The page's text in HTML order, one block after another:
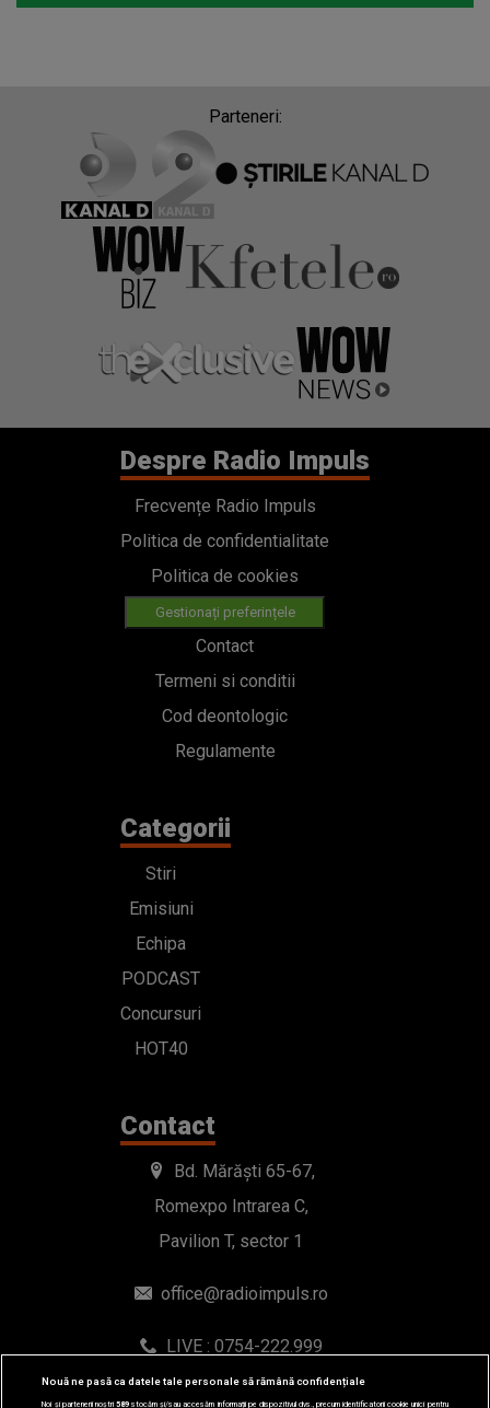
Parteneri:
Despre Radio Impuls
Frecvențe Radio Impuls
Politica de confidentialitate
Politica de cookies
Gestionați preferințele
Contact
Termeni si conditii
Cod deontologic
Regulamente
Categorii
Stiri
Emisiuni
Echipa
PODCAST
Concursuri
HOT40
Contact
Bd. Mărăști 65-67,
Romexpo Intrarea C,
Pavilion T, sector 1
office@radioimpuls.ro
LIVE : 0754-222.999
WhatsApp: 0754-222.999
Nouă ne pasă ca datele tale personale să rămână confidențiale
Noi și partenerii noștri589stocăm și/sau accesăm informații pe dispozitivul dvs., precum identificatorii cookie unici pentru